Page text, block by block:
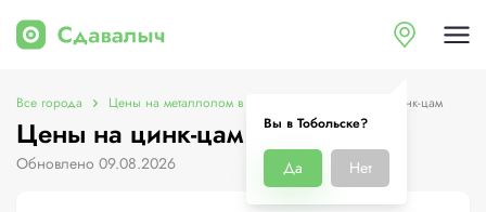
Вы в Тобольске?
Да Нет
Все города Цены на металлолом в Тобольске Цены на цинк-цам
Цены на цинк-цам в Тобольске
Обновлено 09.08.2026